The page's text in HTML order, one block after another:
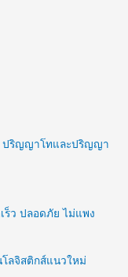
ปริญญาโทและปริญญา
ร็ว ปลอดภัย ไม่แพง
ลจิสติกส์แนวใหม่